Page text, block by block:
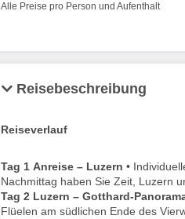
Alle Preise pro Person und Aufenthalt
Reisebeschreibung
Reiseverlauf
Tag 1 Anreise – Luzern •
Nachmittag haben Sie Zeit, Luzern
Tag 2 Luzern – Gotthard-
Flüelen am südlichen Ende des